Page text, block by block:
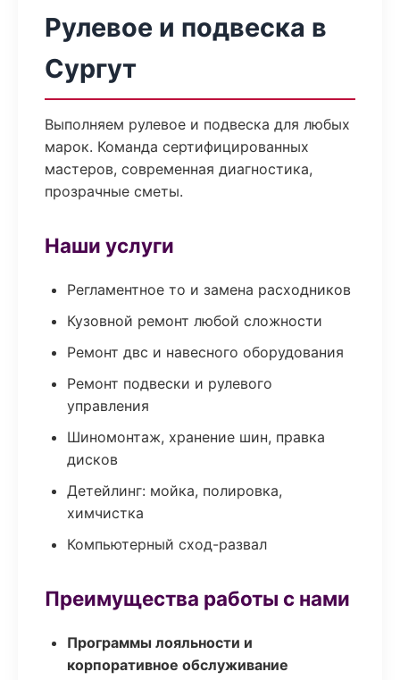
Рулевое и подвеска в
Сургут
Выполняем рулевое и подвеска для любых
марок. Команда сертифицированных
мастеров, современная диагностика,
прозрачные сметы.
Наши услуги
Регламентное то и замена расходников
Кузовной ремонт любой сложности
Ремонт двс и навесного оборудования
Ремонт подвески и рулевого
управления
Шиномонтаж, хранение шин, правка
дисков
Детейлинг: мойка, полировка,
химчистка
Компьютерный сход-развал
Преимущества работы с нами
Программы лояльности и
корпоративное обслуживание